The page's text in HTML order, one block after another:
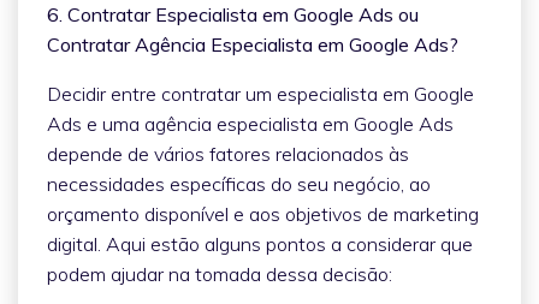
6. Contratar Especialista em Google Ads ou
Contratar Agência Especialista em Google Ads?
Decidir entre contratar um especialista em Google
Ads e uma agência especialista em Google Ads
depende de vários fatores relacionados às
necessidades específicas do seu negócio, ao
orçamento disponível e aos objetivos de marketing
digital. Aqui estão alguns pontos a considerar que
podem ajudar na tomada dessa decisão: